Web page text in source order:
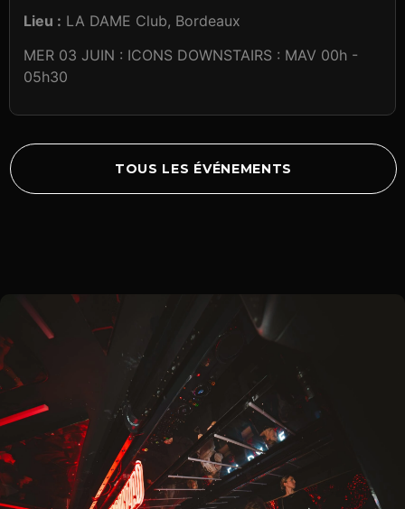
Lieu : LA DAME Club, Bordeaux
MER 03 JUIN : ICONS DOWNSTAIRS : MAV 00h -
05h30
TOUS LES ÉVÉNEMENTS